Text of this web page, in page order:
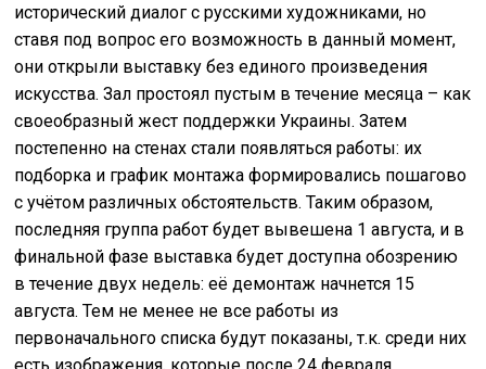
исторический диалог с русскими художниками, но
ставя под вопрос его возможность в данный момент,
они открыли выставку без единого произведения
искусства. Зал простоял пустым в течение месяца – как
своеобразный жест поддержки Украины. Затем
постепенно на стенах стали появляться работы: их
подборка и график монтажа формировались пошагово
с учётом различных обстоятельств. Таким образом,
последняя группа работ будет вывешена 1 августа, и в
финальной фазе выставка будет доступна обозрению
в течение двух недель: её демонтаж начнется 15
августа. Тем не менее не все работы из
первоначального списка будут показаны, т.к. среди них
есть изображения, которые после 24 февраля